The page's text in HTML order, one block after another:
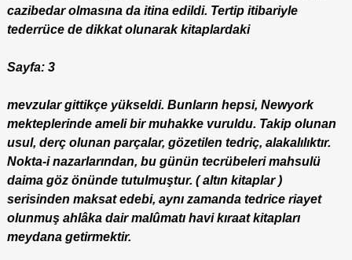
cazibedar olmasına da itina edildi. Tertip itibariyle
tederrüce de dikkat olunarak kitaplardaki
Sayfa: 3
mevzular gittikçe yükseldi. Bunların hepsi, Newyork
mekteplerinde ameli bir muhakke vuruldu. Takip olunan
usul, derç olunan parçalar, gözetilen tedriç, alakalılıktır.
Nokta-i nazarlarından, bu günün tecrübeleri mahsulü
daima göz önünde tutulmuştur. ( altın kitaplar )
serisinden maksat edebi, aynı zamanda tedrice riayet
olunmuş ahlâka dair malûmatı havi kıraat kitapları
meydana getirmektir.